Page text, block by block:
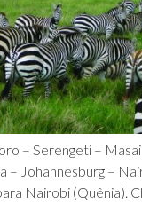
– Serengeti –
– Johannesburg –
Nairobi (Quênia).